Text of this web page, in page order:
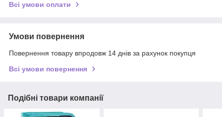
Всі умови оплати
Умови повернення
Повернення товару впродовж 14 днів за рахунок покупця
Всі умови повернення
Подібні товари компанії